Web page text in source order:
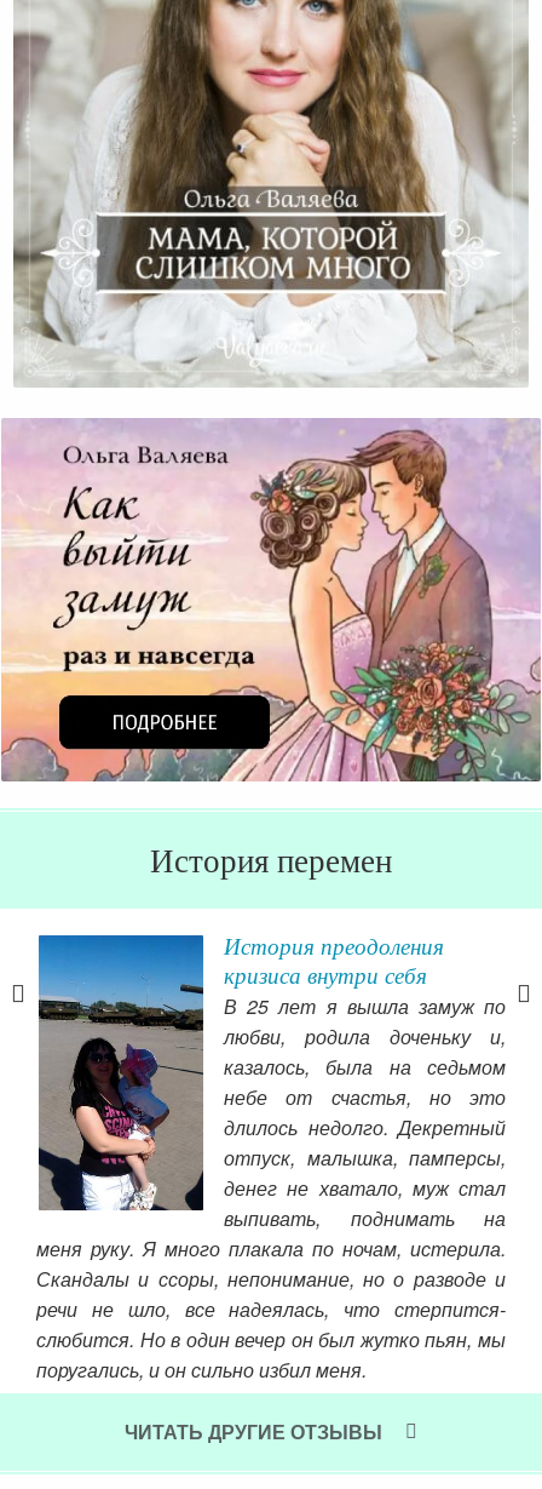
Мама, Которой Слишком Много
История перемен
История преодоления
кризиса внутри себя
В 25 лет я вышла замуж по
любви, родила доченьку и,
казалось, была на седьмом
небе от счастья, но это
длилось недолго. Декретный
отпуск, малышка, памперсы,
денег не хватало, муж стал
выпивать, поднимать на
меня руку. Я много плакала по ночам, истерила.
Скандалы и ссоры, непонимание, но о разводе и
речи не шло, все надеялась, что стерпится-
слюбится. Но в один вечер он был жутко пьян, мы
поругались, и он сильно избил меня.
Читать далее »ЧИТАТЬ ДРУГИЕ ОТЗЫВЫ